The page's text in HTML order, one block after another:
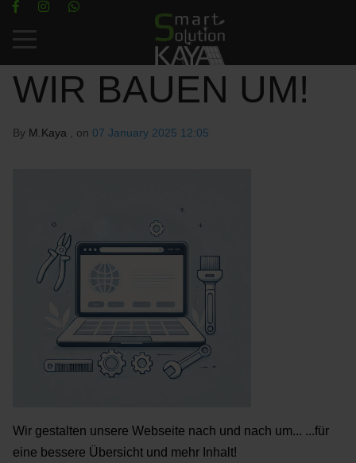
Mobile Menu Toggle
WIR BAUEN UM!
By M.Kaya , on 07 January 2025 12:05
Wir gestalten unsere Webseite nach und nach um... ...für
eine bessere Übersicht und mehr Inhalt!